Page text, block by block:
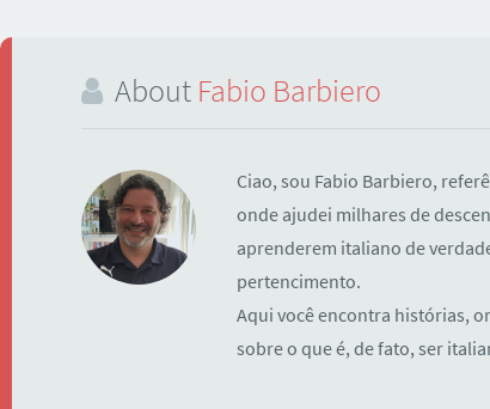
About Fabio Barbiero
Ciao, sou Fabio Barbiero,
onde ajudei milhares de
aprenderem italiano de
pertencimento.
Aqui você encontra histórias,
sobre o que é, de fato, ser